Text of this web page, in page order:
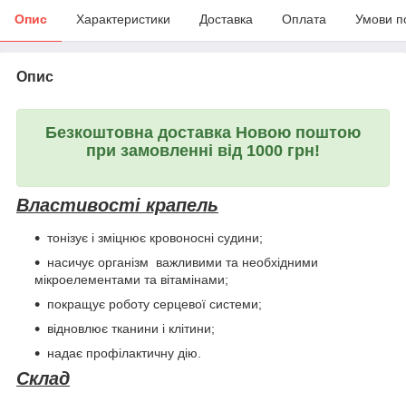
Опис Характеристики Доставка Оплата Умови
Опис
Безкоштовна доставка Новою поштою
при замовленні від 1000 грн!
Властивості крапель
тонізує і зміцнює кровоносні судини;
насичує організм важливими та необхідними
мікроелементами та вітамінами;
покращує роботу серцевої системи;
відновлює тканини і клітини;
надає профілактичну дію.
Склад